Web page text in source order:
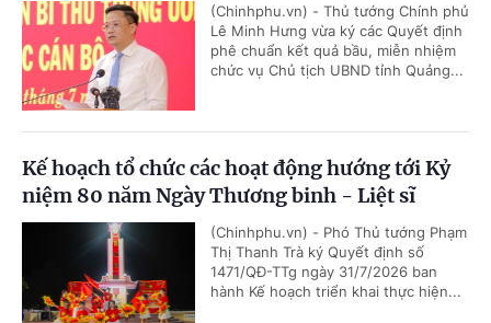
(Chinhphu.vn) - Thủ tướng Chính phủ
Lê Minh Hưng vừa ký các Quyết định
phê chuẩn kết quả bầu, miễn nhiệm
chức vụ Chủ tịch UBND tỉnh Quảng...
Kế hoạch tổ chức các hoạt động hướng tới Kỷ
niệm 80 năm Ngày Thương binh - Liệt sĩ
(Chinhphu.vn) - Phó Thủ tướng Phạm
Thị Thanh Trà ký Quyết định số
1471/QĐ-TTg ngày 31/7/2026 ban
hành Kế hoạch triển khai thực hiện...